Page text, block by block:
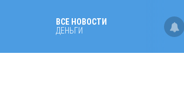
ВСЕ НОВОСТИ
ДЕНЬГИ